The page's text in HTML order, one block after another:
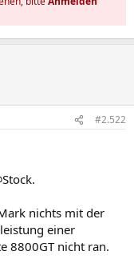
#2.522
nichts mit der
einer
8800GT nicht ran.